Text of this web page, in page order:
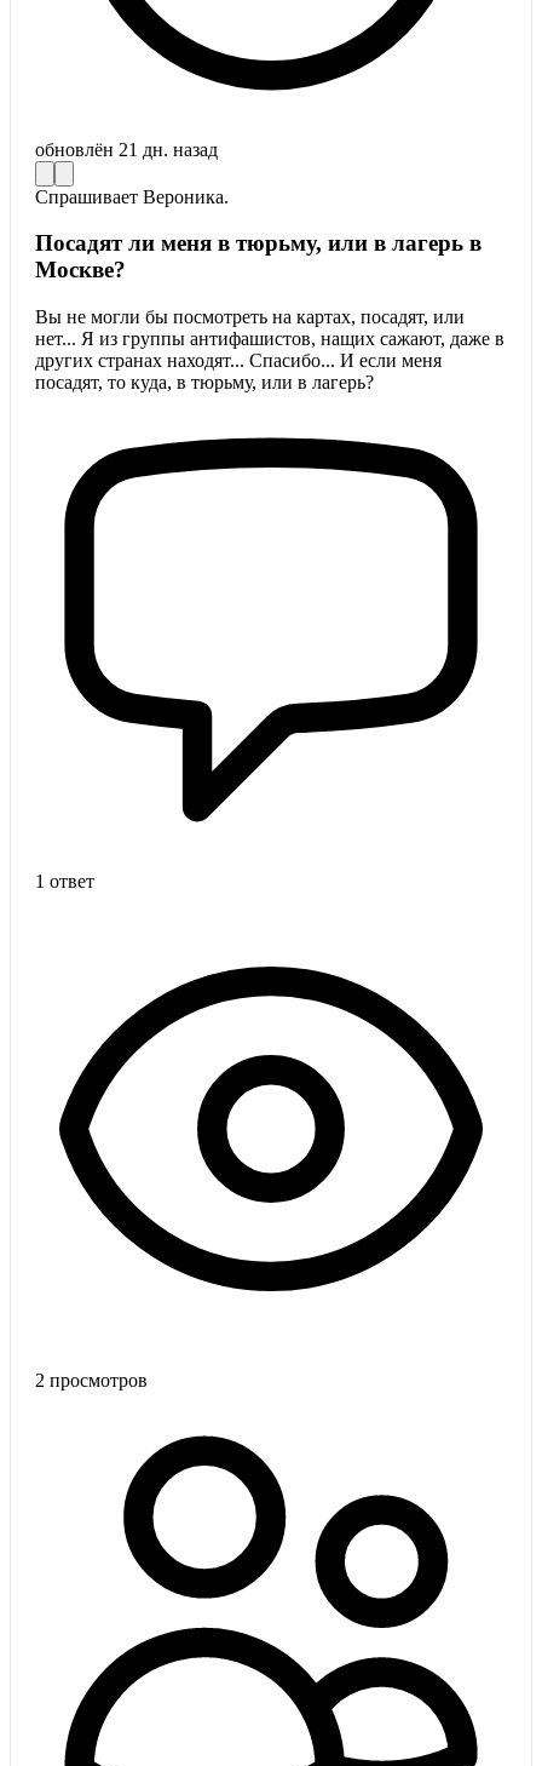
обновлён 21 дн. назад
Спрашивает Вероника.
Посадят ли меня в тюрьму, или в лагерь в
Москве?
Вы не могли бы посмотреть на картах, посадят, или
нет... Я из группы антифашистов, нащих сажают, даже в
других странах находят... Спасибо... И если меня
посадят, то куда, в тюрьму, или в лагерь?
1 ответ
2 просмотров